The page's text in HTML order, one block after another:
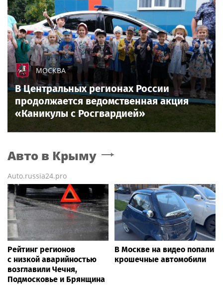
МОСКВА
В Центральных регионах России
продолжается ведомственная акция
«Каникулы с Росгвардией»
Авто в Крыму
Auto.russia24.pro
Рейтинг регионов
с низкой аварийностью
возглавили Чечня,
Подмосковье и Брянщина
В Москве на видео попали
крошечные автомобили